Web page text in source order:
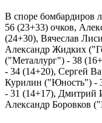
В споре бомбардиров
56 (23+33) очков,
(24+30), Вячеслав
Александр Жидких
("Металлург") - 38
- 34 (14+20), Сергей
Курилин ("Юность") -
- 31 (14+17), Дмитрий
Александр Боровков